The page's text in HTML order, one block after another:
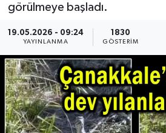
görülmeye başladı.
19.05.2026 - 09:24
YAYINLANMA
1830
GÖSTERIM
Magazin
Resmi İlanlar
Sağlık
Haber Arşivi